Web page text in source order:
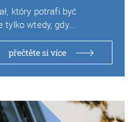
który potrafi być
tylko wtedy, gdy…
přečtěte si více